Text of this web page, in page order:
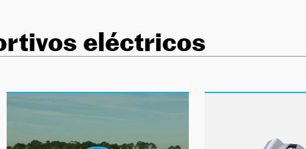
eléctricos